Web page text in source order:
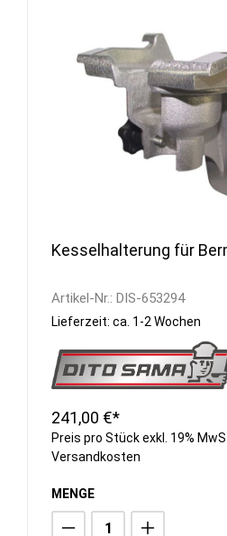
Kesselhalterung für
Artikel-Nr.: DIS-653294
Lieferzeit: ca. 1-2 Wochen
241,00 €*
Preis pro Stück exkl. 19%
Versandkosten
MENGE